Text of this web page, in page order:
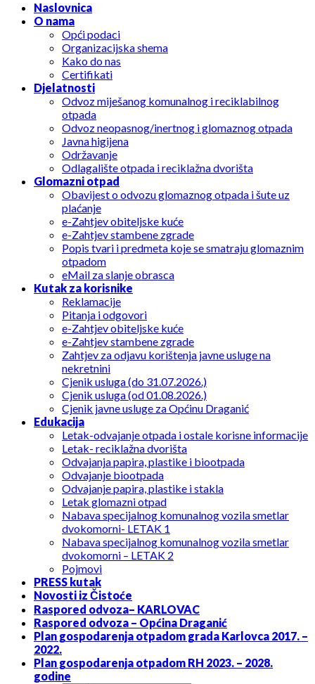
Naslovnica
O nama
Opći podaci
Organizacijska shema
Kako do nas
Certifikati
Djelatnosti
Odvoz miješanog komunalnog i reciklabilnog
otpada
Odvoz neopasnog/inertnog i glomaznog otpada
Javna higijena
Održavanje
Odlagalište otpada i reciklažna dvorišta
Glomazni otpad
Obavijest o odvozu glomaznog otpada i šute uz
plaćanje
e-Zahtjev obiteljske kuće
e-Zahtjev stambene zgrade
Popis tvari i predmeta koje se smatraju glomaznim
otpadom
eMail za slanje obrasca
Kutak za korisnike
Reklamacije
Pitanja i odgovori
e-Zahtjev obiteljske kuće
e-Zahtjev stambene zgrade
Zahtjev za odjavu korištenja javne usluge na
nekretnini
Cjenik usluga (do 31.07.2026.)
Cjenik usluga (od 01.08.2026.)
Cjenik javne usluge za Općinu Draganić
Edukacija
Letak-odvajanje otpada i ostale korisne informacije
Letak- reciklažna dvorišta
Odvajanja papira, plastike i biootpada
Odvajanje biootpada
Odvajanje papira, plastike i stakla
Letak glomazni otpad
Nabava specijalnog komunalnog vozila smetlar
dvokomorni- LETAK 1
Nabava specijalnog komunalnog vozila smetlar
dvokomorni – LETAK 2
Pojmovi
PRESS kutak
Novosti iz Čistoće
Raspored odvoza– KARLOVAC
Raspored odvoza – Općina Draganić
Plan gospodarenja otpadom grada Karlovca 2017. –
2022.
Plan gospodarenja otpadom RH 2023. – 2028.
godine